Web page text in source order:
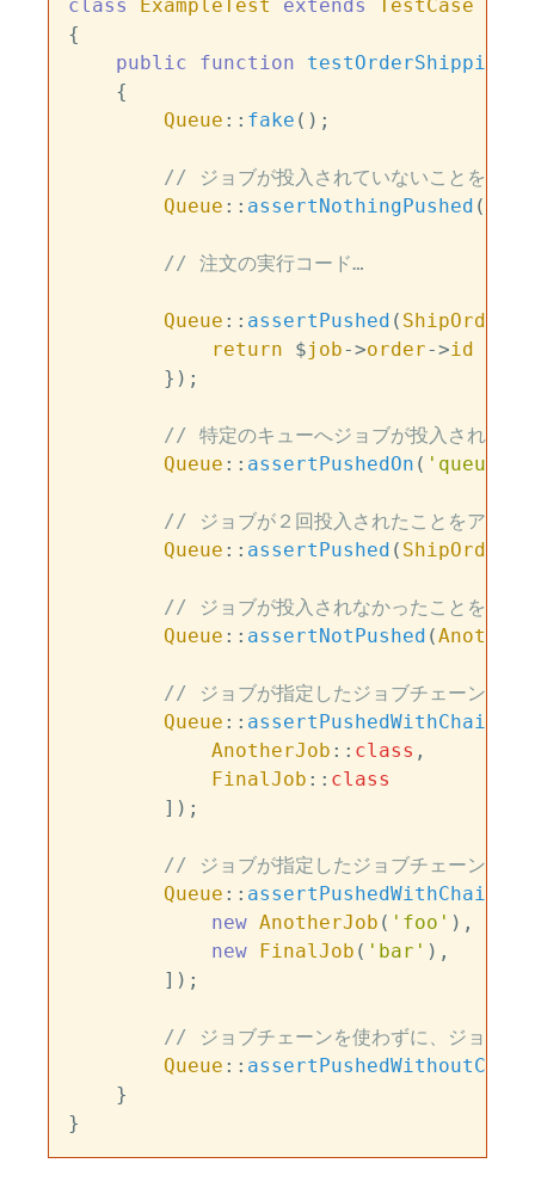
class ExampleTest extends
TestCase
{
public
function testOrderShipping
{
Queue :: fake ();
// ジョブが投入されていないことをアサ
Queue :: assertNothingPushed ();
// 注文の実行コード…
Queue :: assertPushed ( ShipOrder
return $job->order->id
        });
// 特定のキューへジョブが投入されたこ
Queue :: assertPushedOn ( 'queue-
// ジョブが２回投入されたことをアサー
Queue :: assertPushed ( ShipOrder
// ジョブが投入されなかったことをアサ
Queue :: assertNotPushed (
// ジョブが指定したジョブチェーンで投
Queue :: assertPushedWithChain
AnotherJob :: class ,
FinalJob :: class
        ]);
// ジョブが指定したジョブチェーンで投
Queue :: assertPushedWithChain
new AnotherJob ( 'foo' ),
new FinalJob ( 'bar' ),
        ]);
// ジョブチェーンを使わずに、ジョブが
Queue :: assertPushedWithoutChain
    }